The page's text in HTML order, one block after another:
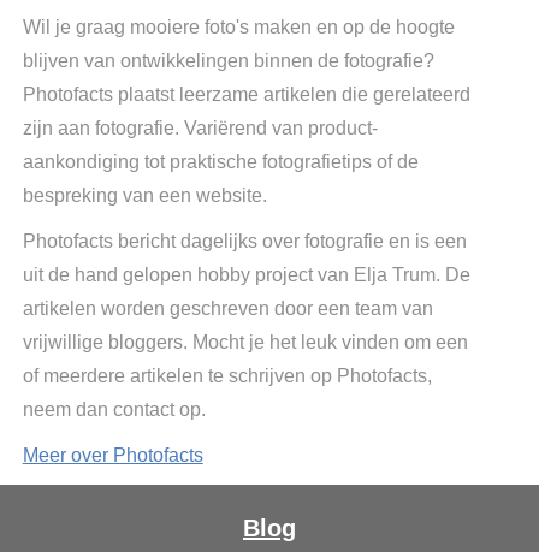
Wil je graag mooiere foto's maken en op de hoogte
blijven van ontwikkelingen binnen de fotografie?
Photofacts plaatst leerzame artikelen die gerelateerd
zijn aan fotografie. Variërend van product-
aankondiging tot praktische fotografietips of de
bespreking van een website.
Photofacts bericht dagelijks over fotografie en is een
uit de hand gelopen hobby project van Elja Trum. De
artikelen worden geschreven door een team van
vrijwillige bloggers. Mocht je het leuk vinden om een
of meerdere artikelen te schrijven op Photofacts,
neem dan contact op.
Meer over Photofacts
Blog